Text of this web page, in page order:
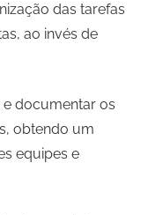
das tarefas
ao invés de
e documentar os
obtendo um
equipes e